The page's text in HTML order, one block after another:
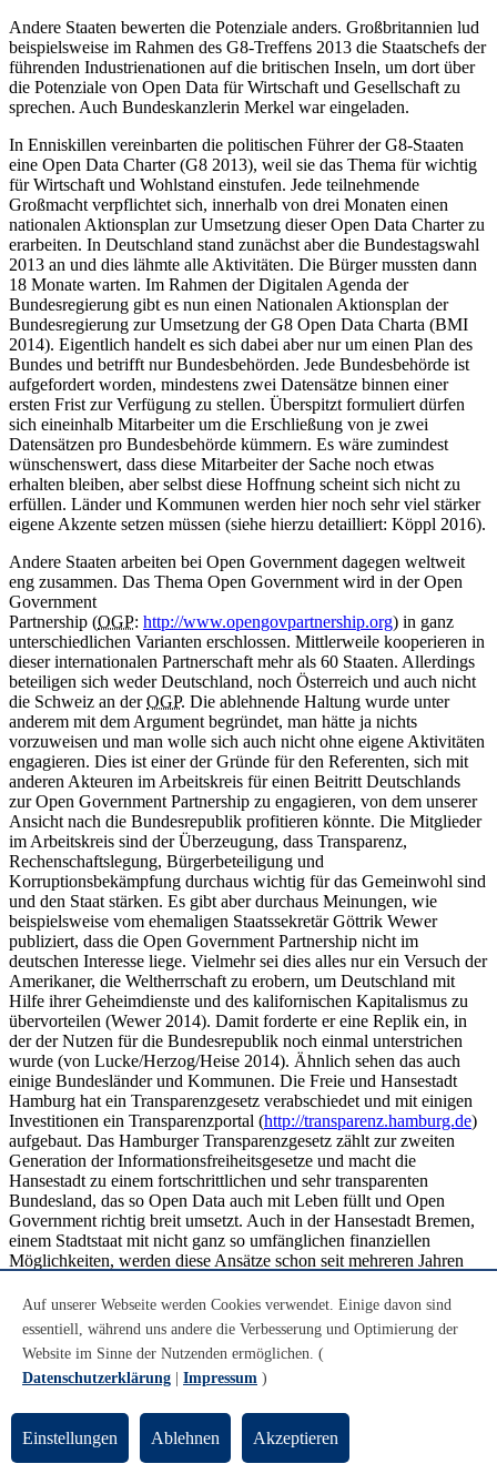
Andere Staaten bewerten die Potenziale anders. Großbritannien lud
beispielsweise im Rahmen des G8-Treffens 2013 die Staatschefs der
führenden Industrienationen auf die britischen Inseln, um dort über
die Potenziale von Open Data für Wirtschaft und Gesellschaft zu
sprechen. Auch Bundeskanzlerin Merkel war eingeladen.
In Enniskillen vereinbarten die politischen Führer der G8-Staaten
eine Open Data Charter (G8 2013), weil sie das Thema für wichtig
für Wirtschaft und Wohlstand einstufen. Jede teilnehmende
Großmacht verpflichtet sich, innerhalb von drei Monaten einen
nationalen Aktionsplan zur Umsetzung dieser Open Data Charter zu
erarbeiten. In Deutschland stand zunächst aber die Bundestagswahl
2013 an und dies lähmte alle Aktivitäten. Die Bürger mussten dann
18 Monate warten. Im Rahmen der Digitalen Agenda der
Bundesregierung gibt es nun einen Nationalen Aktionsplan der
Bundesregierung zur Umsetzung der G8 Open Data Charta (BMI
2014). Eigentlich handelt es sich dabei aber nur um einen Plan des
Bundes und betrifft nur Bundesbehörden. Jede Bundesbehörde ist
aufgefordert worden, mindestens zwei Datensätze binnen einer
ersten Frist zur Verfügung zu stellen. Überspitzt formuliert dürfen
sich eineinhalb Mitarbeiter um die Erschließung von je zwei
Datensätzen pro Bundesbehörde kümmern. Es wäre zumindest
wünschenswert, dass diese Mitarbeiter der Sache noch etwas
erhalten bleiben, aber selbst diese Hoffnung scheint sich nicht zu
erfüllen. Länder und Kommunen werden hier noch sehr viel stärker
eigene Akzente setzen müssen (siehe hierzu detailliert: Köppl 2016).
Andere Staaten arbeiten bei Open Government dagegen weltweit
eng zusammen. Das Thema Open Government wird in der Open
Government
Partnership (OGP: http://www.opengovpartnership.org) in ganz
unterschiedlichen Varianten erschlossen. Mittlerweile kooperieren in
dieser internationalen Partnerschaft mehr als 60 Staaten. Allerdings
beteiligen sich weder Deutschland, noch Österreich und auch nicht
die Schweiz an derOGP. Die ablehnende Haltung wurde unter
anderem mit dem Argument begründet, man hätte ja nichts
vorzuweisen und man wolle sich auch nicht ohne eigene Aktivitäten
engagieren. Dies ist einer der Gründe für den Referenten, sich mit
anderen Akteuren im Arbeitskreis für einen Beitritt Deutschlands
zur Open Government Partnership zu engagieren, von dem unserer
Ansicht nach die Bundesrepublik profitieren könnte. Die Mitglieder
im Arbeitskreis sind der Überzeugung, dass Transparenz,
Rechenschaftslegung, Bürgerbeteiligung und
Korruptionsbekämpfung durchaus wichtig für das Gemeinwohl sind
und den Staat stärken. Es gibt aber durchaus Meinungen, wie
beispielsweise vom ehemaligen Staatssekretär Göttrik Wewer
publiziert, dass die Open Government Partnership nicht im
deutschen Interesse liege. Vielmehr sei dies alles nur ein Versuch der
Amerikaner, die Weltherrschaft zu erobern, um Deutschland mit
Hilfe ihrer Geheimdienste und des kalifornischen Kapitalismus zu
übervorteilen (Wewer 2014). Damit forderte er eine Replik ein, in
der der Nutzen für die Bundesrepublik noch einmal unterstrichen
wurde (von Lucke/Herzog/Heise 2014). Ähnlich sehen das auch
einige Bundesländer und Kommunen. Die Freie und Hansestadt
Hamburg hat ein Transparenzgesetz verabschiedet und mit einigen
Investitionen ein Transparenzportal (http://transparenz.hamburg.de)
aufgebaut. Das Hamburger Transparenzgesetz zählt zur zweiten
Generation der Informationsfreiheitsgesetze und macht die
Hansestadt zu einem fortschrittlichen und sehr transparenten
Bundesland, das so Open Data auch mit Leben füllt und Open
Government richtig breit umsetzt. Auch in der Hansestadt Bremen,
einem Stadtstaat mit nicht ganz so umfänglichen finanziellen
Möglichkeiten, werden diese Ansätze schon seit mehreren Jahren
über ein eigenes Transparenzportal
http://www.transparenz.bremen.de ) und erschließt systematisch die
eigenen Datenbestände. Welche Potenziale würden sich noch
ergeben, wenn der Ansatz offener Daten in Deutschland noch
intensiver verfolgt werden dürfte?
4. Potenziale von offenen Daten
Die mit offenen Daten verbundenen Potenziale lassen sich im
Auf unserer Webseite werden Cookies verwendet. Einige davon sind
essentiell, während uns andere die Verbesserung und Optimierung der
Website im Sinne der Nutzenden ermöglichen. (
Datenschutzerklärung
Impressum )
Einstellungen Ablehnen Akzeptieren